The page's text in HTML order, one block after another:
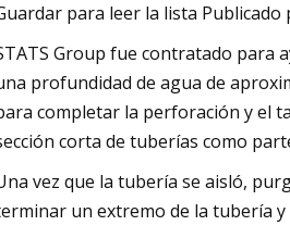
de las células
la neovascularización y la
de tejidos después de una
inducida por radiación
para leer la lista
Group fue contratado para
profundidad de agua de
completar la perforación y el
corta de tuberías como
vez que la tubería se aisló,
un extremo de la tubería